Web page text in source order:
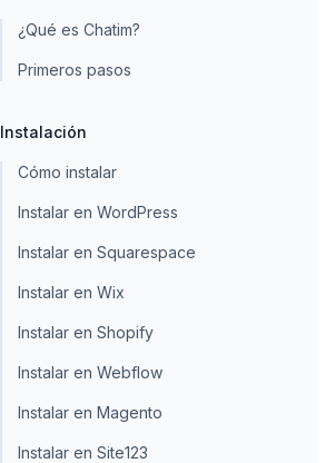
¿Qué es Chatim?
Primeros pasos
Instalación
Cómo instalar
Instalar en WordPress
Instalar en Squarespace
Instalar en Wix
Instalar en Shopify
Instalar en Webflow
Instalar en Magento
Instalar en Site123